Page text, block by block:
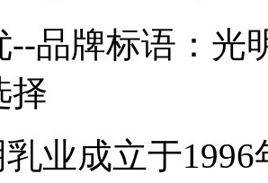
品牌标语： 光
择
业成立于1996